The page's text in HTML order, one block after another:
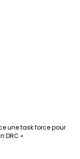
une task force pour
DRC »